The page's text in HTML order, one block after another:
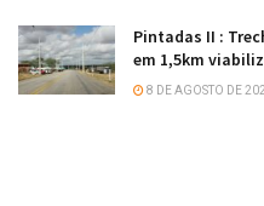
Pintadas II :
em 1,5km
8 DE AGOSTO DE